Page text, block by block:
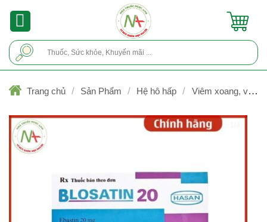
Trang chủ / Sản Phẩm / Hệ hô hấp /
Viêm xoang, viêm